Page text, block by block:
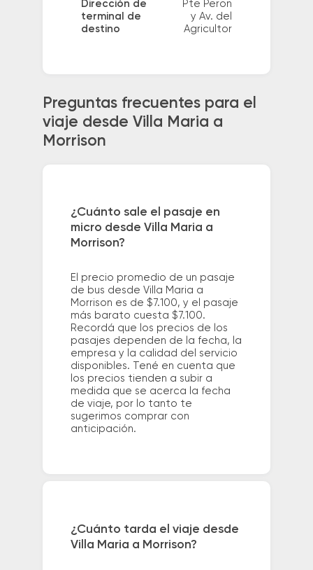
Dirección de
terminal de
destino
Pte Peron
y Av. del
Agricultor
Preguntas frecuentes para el
viaje desde Villa Maria a
Morrison
¿Cuánto sale el pasaje en
micro desde Villa Maria a
Morrison?
El precio promedio de un pasaje
de bus desde Villa Maria a
Morrison es de $7.100, y el pasaje
más barato cuesta $7.100.
Recordá que los precios de los
pasajes dependen de la fecha, la
empresa y la calidad del servicio
disponibles. Tené en cuenta que
los precios tienden a subir a
medida que se acerca la fecha
de viaje, por lo tanto te
sugerimos comprar con
anticipación.
¿Cuánto tarda el viaje desde
Villa Maria a Morrison?